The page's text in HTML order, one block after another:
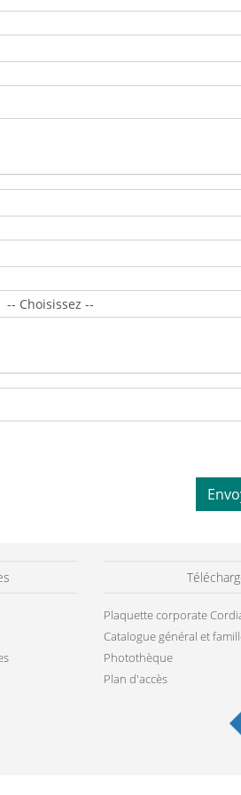
Plaquette corporate
Catalogue général et
Photothèque
Plan d'accès